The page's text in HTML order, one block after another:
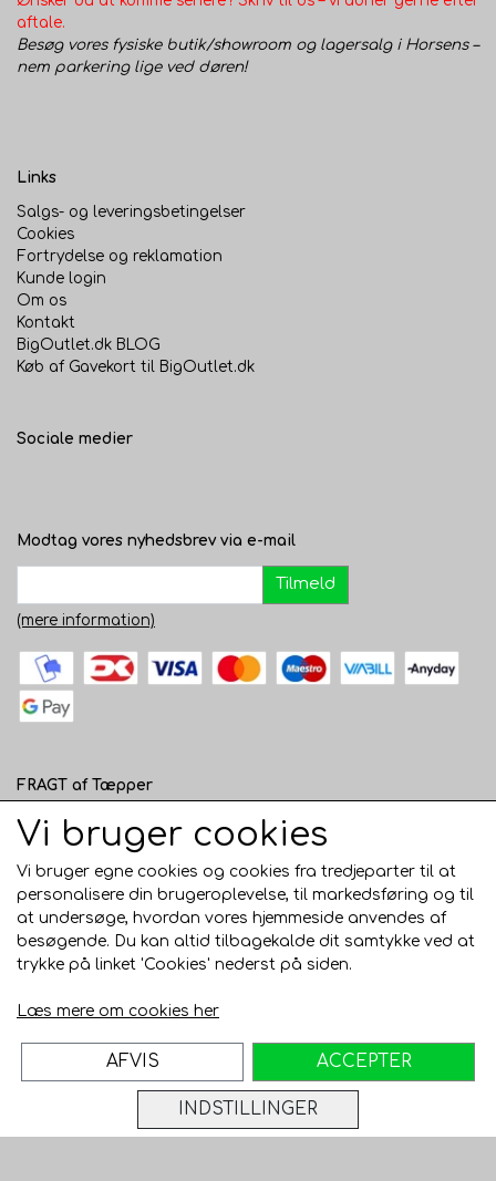
aftale.
Besøg vores fysiske butik/showroom og lagersalg i Horsens –
nem parkering lige ved døren!
Links
Salgs- og leveringsbetingelser
Cookies
Fortrydelse og reklamation
Kunde login
Om os
Kontakt
BigOutlet.dk BLOG
Køb af Gavekort til BigOutlet.dk
Sociale medier
Modtag vores nyhedsbrev via e-mail
Tilmeld
(mere information)
FRAGT af Tæpper
1 - 120 cm bred - 49 kr. til pakkeshop eller 82 kr.
hjemmelevering
121 - 200 cm bred - 99 kr. hjemmelevering
Over 200 cm bred - KUN Afhentning i Horsens
AFHENTNING I HORSENS - GRATIS
Vi bruger cookies
Vi bruger egne cookies og cookies fra tredjeparter til at
personalisere din brugeroplevelse, til markedsføring og til
at undersøge, hvordan vores hjemmeside anvendes af
besøgende. Du kan altid tilbagekalde dit samtykke ved at
trykke på linket 'Cookies' nederst på siden.
Læs mere om cookies her
INDSTILLINGER
AFVIS ACCEPTER